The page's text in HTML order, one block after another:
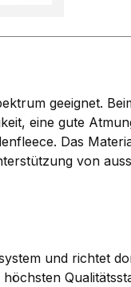
geeignet.
eine gute
Das
von
und richtet